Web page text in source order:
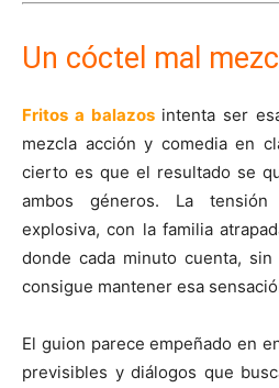
Un cóctel mal
Fritos a balazosintenta ser
mezcla acción y comedia en
cierto es que el resultado se
ambos géneros. La
explosiva, con la familia
donde cada minuto cuenta,
consigue mantener esa
El guion parece empeñado en
previsibles y diálogos que